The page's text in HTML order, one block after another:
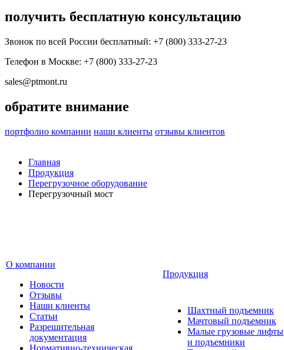
получить бесплатную консультацию
Звонок по всей России бесплатный: +7 (800) 333-27-23
Телефон в Москве: +7 (800) 333-27-23
sales@ptmont.ru
обратите внимание
портфолио компании наши клиенты отзывы клиентов
Главная
Продукция
Перегрузочное оборудование
Перегрузочный мост
О компании
Новости
Отзывы
Наши клиенты
Статьи
Разрешительная
документация
Нормативно-техническая
Продукция
Шахтный подъемник
Мачтовый подъемник
Малые грузовые лифты
и подъемники